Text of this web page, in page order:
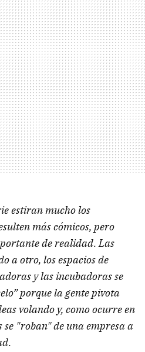
estiran mucho los
más cómicos, pero
de realidad. Las
a otro, los espacios de
y las incubadoras se
porque la gente pivota
volando y, como ocurre en
se "roban" de una empresa a